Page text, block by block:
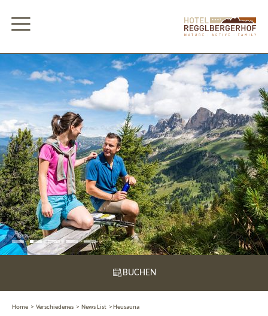
BUCHEN
Home > Verschiedenes > News List > Heusauna